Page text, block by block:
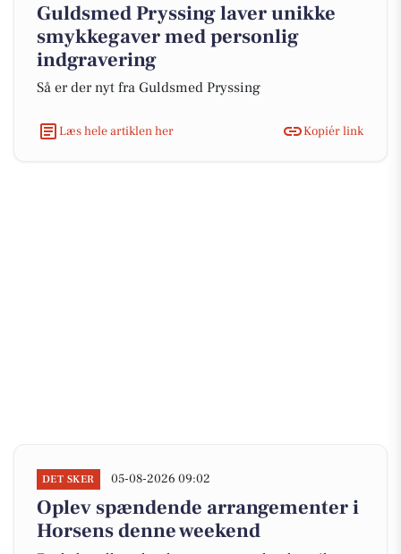
Guldsmed Pryssing laver unikke
smykkegaver med personlig
indgravering
Så er der nyt fra Guldsmed Pryssing
Læs hele artiklen her Kopiér link
DET SKER 05-08-2026 09:02
Oplev spændende arrangementer i
Horsens denne weekend